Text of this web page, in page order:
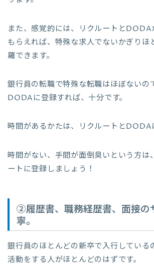
また、感覚的には、リクルートとDODA
もらえれば、特殊な求人でないかぎりほ
羅できます。
銀行員の転職で特殊な転職はほぼないの
DODAに登録すれば、十分です。
時間があるかたは、リクルートとDODA
時間がない、手間が面倒臭いという方は
ートに登録しましょう！
②履歴書、職務経歴書、面接の
寧。
銀行員のほとんどの新卒で入行している
活動をする人がほとんどのはずです。